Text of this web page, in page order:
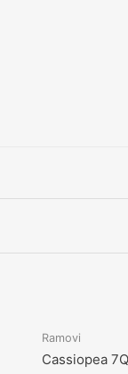
Ramovi
Cassiopea